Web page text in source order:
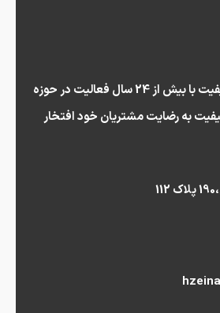
گروه مشاوران عصر کیفیت با بیش از 24 سال فعالیت در حوزه
به رضایت مشتریان خود افتخار